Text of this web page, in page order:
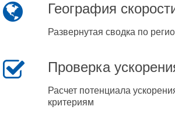
География
Развернутая сводка по
Проверка
Расчет потенциала
критериям